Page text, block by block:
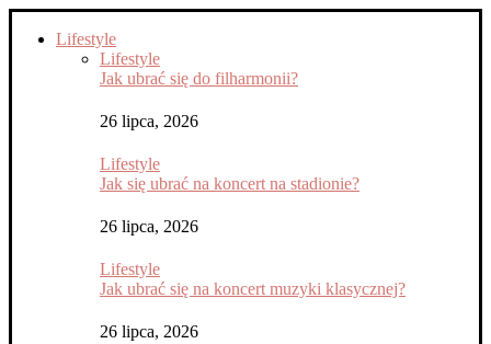
Lifestyle
Lifestyle
Jak ubrać się do filharmonii?
26 lipca, 2026
Lifestyle
Jak się ubrać na koncert na stadionie?
26 lipca, 2026
Lifestyle
Jak ubrać się na koncert muzyki klasycznej?
26 lipca, 2026